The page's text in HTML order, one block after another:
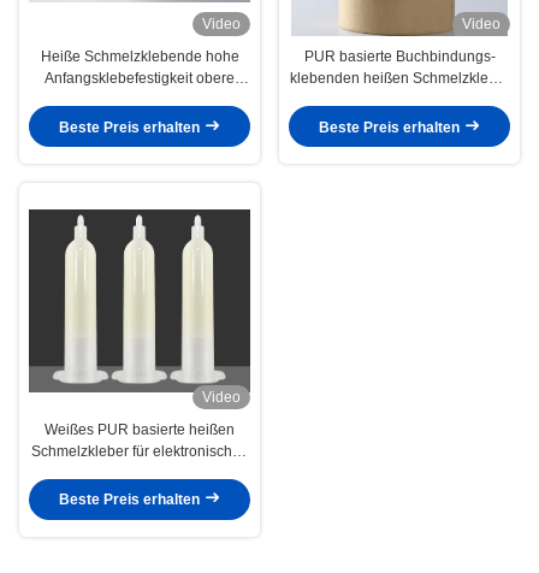
Video
Heiße Schmelzklebende hohe
Anfangsklebefestigkeit obere
Waschmaschine
Beste Preis erhalten
Video
PUR basierte Buchbindungs-
klebenden heißen Schmelzkleber
Beste Preis erhalten
Video
Weißes PUR basierte heißen
Schmelzkleber für elektronisches
Beste Preis erhalten